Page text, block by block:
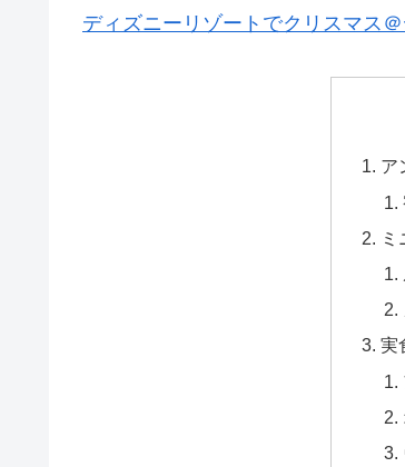
ディズニーリゾートでクリスマス
ア
実